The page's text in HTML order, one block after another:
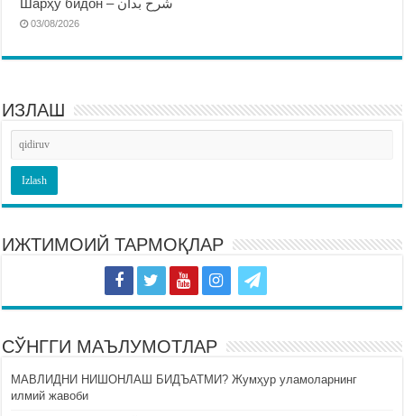
Шарҳу бидон – شرح بدان
03/08/2026
ИЗЛАШ
ИЖТИМОИЙ ТАРМОҚЛАР
СЎНГГИ МАЪЛУМОТЛАР
МАВЛИДНИ НИШОНЛАШ БИДЪАТМИ? Жумҳур уламоларнинг
илмий жавоби